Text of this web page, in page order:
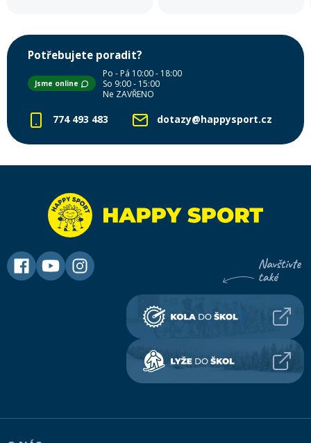
Potřebujete poradit?
Jsme online
Po - Pá 10:00 - 18:00
So 9:00 - 15:00
Ne ZAVŘENO
774 493 483 dotazy@happysport.cz